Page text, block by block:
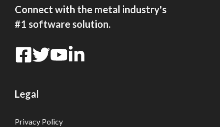
Connect with the metal industry's
#1 software solution.
Legal
Privacy Policy